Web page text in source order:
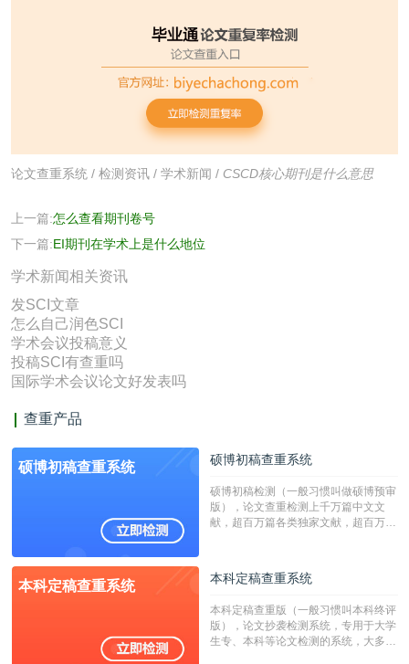
论文查重系统 / 检测资讯 / 学术新闻 / CSCD核心期刊是什么意思
上一篇:怎么查看期刊卷号
下一篇:EI期刊在学术上是什么地位
学术新闻相关资讯
发SCI文章
怎么自己润色SCI
学术会议投稿意义
投稿SCI有查重吗
国际学术会议论文好发表吗
查重产品
硕博初稿查重系统 硕博初稿查重系统
硕博初稿检测（一般习惯叫做硕博预审
版），论文查重检测上千万篇中文文
献，超百万篇各类独家文献，超百万港
校用来检测硕博论文的系统，检测范围
广，数据来源真实，检测算法合理!本
字符数30万）
本科定稿查重系统 本科定稿查重系统
本科定稿查重版（一般习惯叫本科终评
版），论文抄袭检测系统，专用于大学
生专、本科等论文检测的系统，大多数